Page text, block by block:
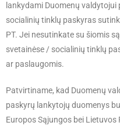
lankydami Duomenų
socialinių tinklų paskyras
PT. Jei nesutinkate su šiomis
svetainėse / socialinių tinklų
ar paslaugomis.
Patvirtiname, kad Duomenų
paskyrų lankytojų duomenys
Europos Sąjungos bei